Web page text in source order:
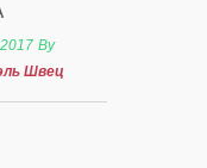
By
Швец